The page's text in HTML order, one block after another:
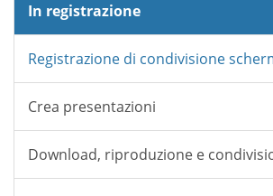
In registrazione
Registrazione di condivisione
Crea presentazioni
Download, riproduzione e